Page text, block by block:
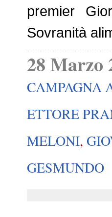
premier
Sovranità
28 Marzo
CAMPAGNA
ETTORE
MELONI,
GESMUNDO